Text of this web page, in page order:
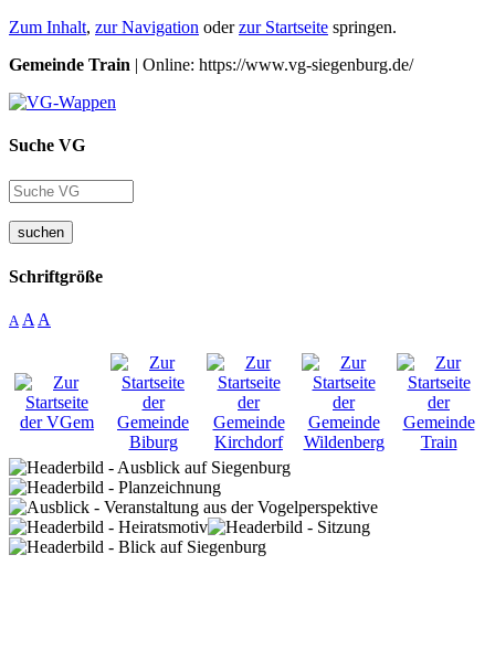
Zum Inhalt, zur Navigation oderzur Startseite springen.
Gemeinde Train | Online: https://www.vg-siegenburg.de/
Suche VG
suchen
Schriftgröße
A A A